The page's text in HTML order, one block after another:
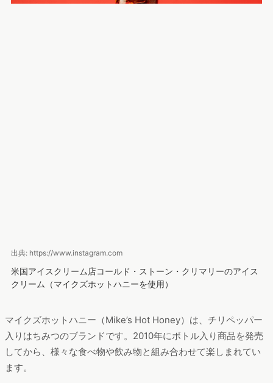
出典: https://www.instagram.com
米国アイスクリーム店コールド・ストーン・クリマリーのアイス
クリーム（マイクズホットハニーを使用）
マイクズホットハニー（Mike’s Hot Honey）は、チリペッパー
入りはちみつのブランドです。2010年にボトル入り商品を発売
してから、様々な食べ物や飲み物と組み合わせて楽しまれてい
ます。